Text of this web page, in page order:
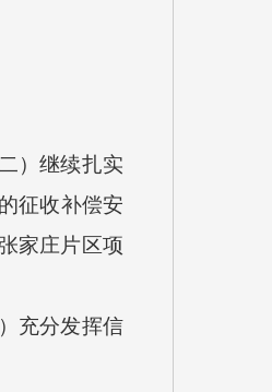
）继续扎实
征收补偿安
家庄片区项
充分发挥信